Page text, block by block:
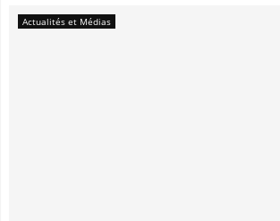
Actualités et Médias